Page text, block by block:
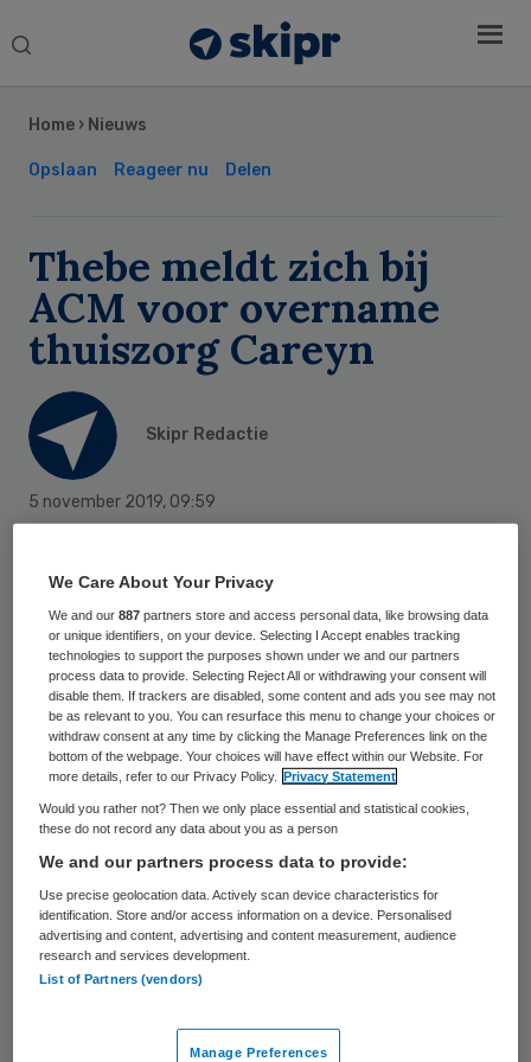
Search
Home › Nieuws
Opslaan Reageer nu Delen
Thebe meldt zich bij
ACM voor overname
thuiszorg Careyn
Skipr Redactie
5 november 2019, 09:59
Thebe Wijkverpleging heeft bij de Autoriteit
Consument & Markt (ACM) aangegeven de
thuiszorgactiviteiten van Careyn in de regio
West-Brabant te willen overnemen. Het
betreft wijkverpleging, dagbesteding,
thuisbegeleiding, hospicezorg en
personenalarmering.
Thebe en Careyn maakten in januari al
bekend een principe afspraak te hebben
over de overname. In aansluiting hierop
hebben de bedrijven de ACM op 30 oktober
overname. De overname neemt meer tijd in
Sidebar
We Care About Your Privacy
We and our887 partners store and access personal data, like browsing data
or unique identifiers, on your device. Selecting I Accept enables tracking
technologies to support the purposes shown under we and our partners
process data to provide. Selecting Reject All or withdrawing your consent will
disable them. If trackers are disabled, some content and ads you see may not
be as relevant to you. You can resurface this menu to change your choices or
withdraw consent at any time by clicking the Manage Preferences link on the
bottom of the webpage. Your choices will have effect within our Website. For
more details, refer to our Privacy Policy.
Privacy Statement
Would you rather not? Then we only place essential and statistical cookies,
these do not record any data about you as a person
We and our partners process data to provide:
Use precise geolocation data. Actively scan device characteristics for
identification. Store and/or access information on a device. Personalised
advertising and content, advertising and content measurement, audience
research and services development.
List of Partners (vendors)
Manage Preferences